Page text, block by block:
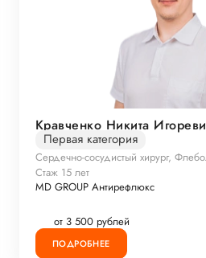
Кравченко Никита
Первая категория
Сердечно-сосудистый хирург,
Стаж 15 лет
MD GROUP Антирефлюкс
от 3 500 рублей
ПОДРОБНЕЕ